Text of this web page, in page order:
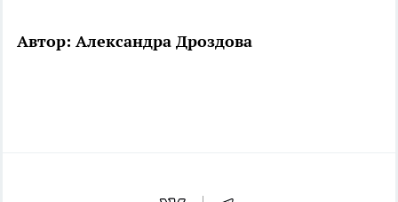
Автор: Александра Дроздова